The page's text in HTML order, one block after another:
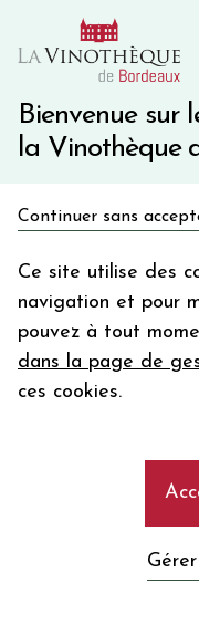
Bienvenue sur
la Vinothèque
Continuer sans
Ce site utilise des
navigation et pour
pouvez à tout
dans la page de
ces cookies.
10€ de remise
Une
Votre
email
En